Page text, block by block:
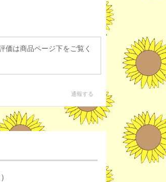
価は商品ページ下をご覧く
通報する